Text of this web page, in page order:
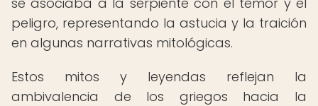
peligro, representando la astucia y la traición
en algunas narrativas mitológicas.
Estos mitos y leyendas reflejan la
ambivalencia de los griegos hacia la